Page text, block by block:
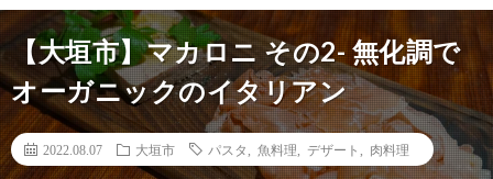
【大垣市】マカロニ その2- 無化調で
オーガニックのイタリアン
2022.08.07 大垣市 パスタ 魚料理 デザート 肉料理